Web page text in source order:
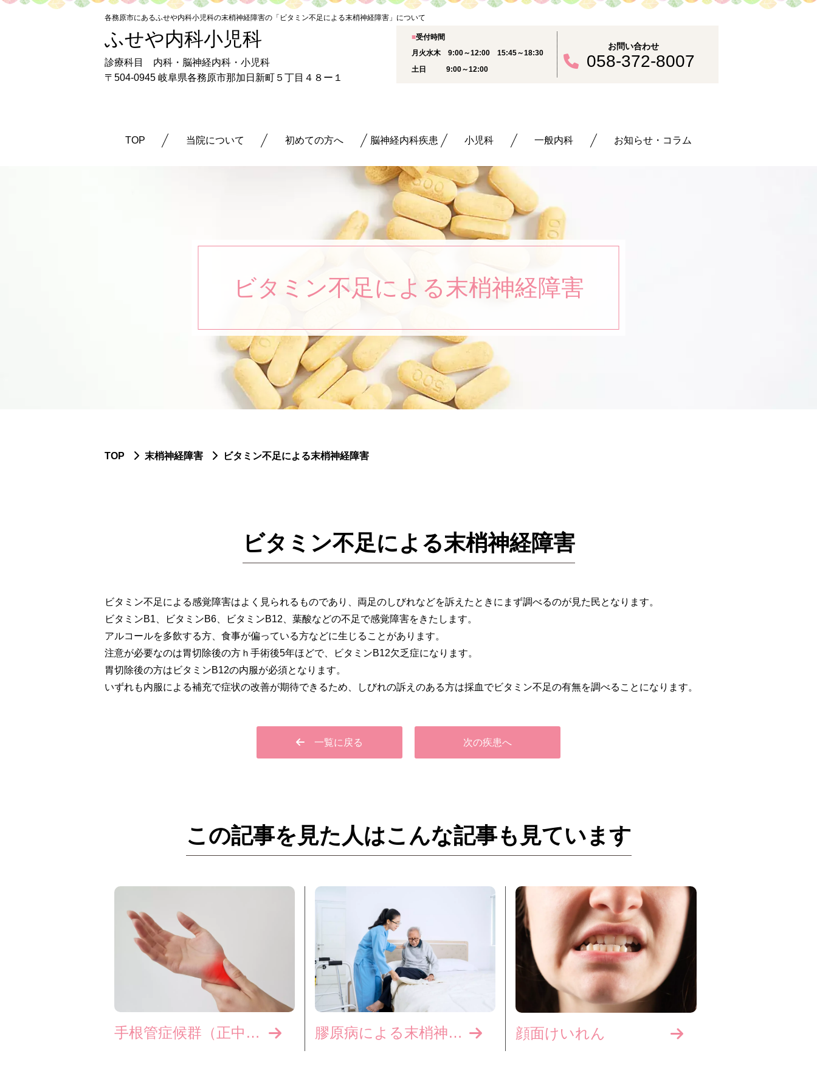
各務原市にあるふせや内科小児科の末梢神経障害の「ビタミン不足による末梢神経障害」について
ふせや内科小児科
診療科目 内科・脳神経内科・小児科
〒504-0945 岐阜県各務原市那加日新町５丁目４８ー１
■受付時間
月火水木 9:00～12:00 15:45～18:30
土日 9:00～12:00
お問い合わせ
058-372-8007
TOP 当院について 初めての方へ 脳神経内科疾患 小児科 一般内科 お知らせ・コラム
ビタミン不足による末梢神経障害
TOP 末梢神経障害 ビタミン不足による末梢神経障害
ビタミン不足による末梢神経障害
ビタミン不足による感覚障害はよく見られるものであり、両足のしびれなどを訴えたときにまず調べるのが見た民となります。
ビタミンB1、ビタミンB6、ビタミンB12、葉酸などの不足で感覚障害をきたします。
アルコールを多飲する方、食事が偏っている方などに生じることがあります。
注意が必要なのは胃切除後の方ｈ手術後5年ほどで、ビタミンB12欠乏症になります。
胃切除後の方はビタミンB12の内服が必須となります。
いずれも内服による補充で症状の改善が期待できるため、しびれの訴えのある方は採血でビタミン不足の有無を調べることになります。
一覧に戻る 次の疾患へ
この記事を見た人はこんな記事も見ています
手根管症候群（正中神経障害） 膠原病による末梢神経障害 顔面けいれん